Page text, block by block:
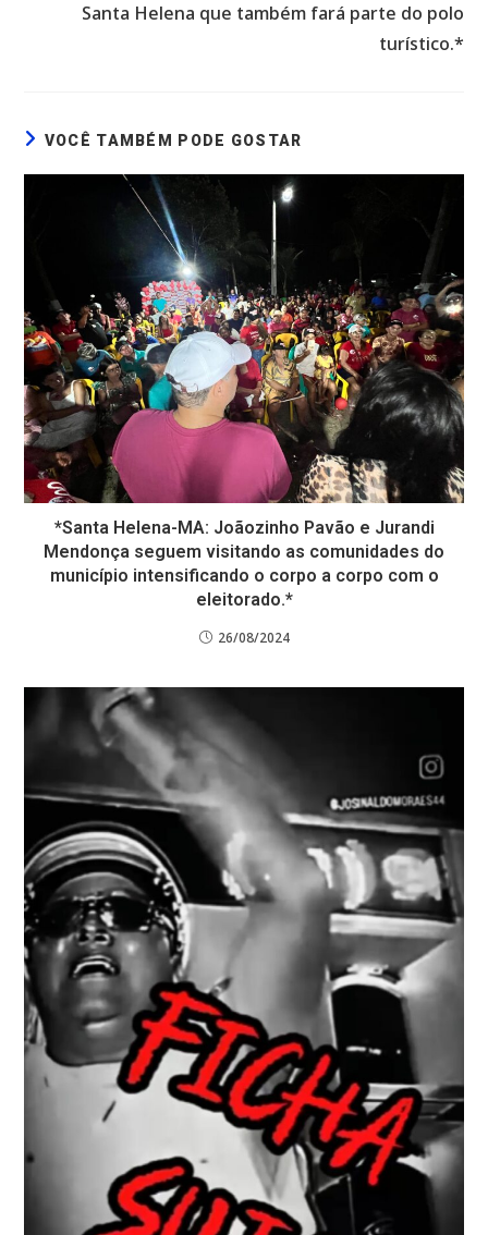
Santa Helena que também fará parte do polo
turístico.*
VOCÊ TAMBÉM PODE GOSTAR
*Santa Helena-MA: Joãozinho Pavão e Jurandi
Mendonça seguem visitando as comunidades do
município intensificando o corpo a corpo com o
eleitorado.*
26/08/2024